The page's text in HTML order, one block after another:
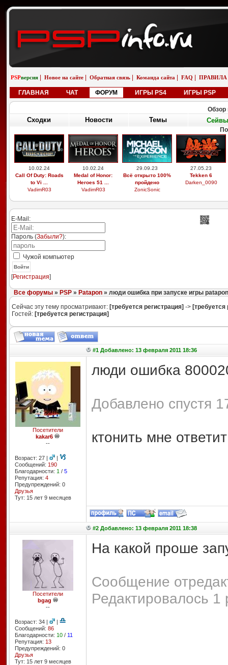
PSPверсия Новое на сайте Обратная связь Команда сайта FAQ ПРАВИЛА
ГЛАВНАЯ ЧАТ ФОРУМ ИГРЫ PS4 ИГРЫ PSP
Обзор
Сходки Новости Темы Сейвы
10.02.24
Call Of Duty: Roads
to Vi ...
VadimR03
10.02.24
Medal of Honor:
Heroes 51 ...
VadimR03
29.09.23
Всё открыто 100%
пройдено
ZonicSonic
27.05.23
Tekken 6
Darken_0090
E-Mail:
Пароль (Забыли?):
Чужой компьютер
Войти
[Регистрация]
Все форумы» PSP» Patapon» люди ошибка при запуске игры
Сейчас эту тему просматривают: [требуется регистрация] -> [требуется
Гостей: [требуется регистрация]
#1 Добавлено: 13 февраля 2011 18:36
Посетители
kakar6
--
Возраст: 27 |
|
Сообщений: 190
Благодарности: 1 / 5
Репутация: 4
Предупреждений: 0
Друзья
Тут: 15 лет 9 месяцев
люди ошибка
Добавлено спустя
ктонить мне ответит
#2 Добавлено: 13 февраля 2011 18:38
Посетители
bgag
--
Возраст: 34 |
|
Сообщений: 86
Благодарности: 10/ 11
Репутация: 13
Предупреждений: 0
Друзья
Тут: 15 лет 9 месяцев
На какой проше
Сообщение
Редактировалось 1